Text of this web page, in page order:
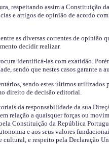
respeitando assim a Constituição
e artigos de opinião de acordo
as diversas correntes de opinião
decidir realizar.
identificá-las com exatidão.
sendo que nestes casos garante a
sendo estes últimos utilizados
direito de decisão editorial.
da responsabilidade da sua
relação a quaisquer forças ou
Constituição da República
e aos seus valores
cultural, e respeito pela Declaração